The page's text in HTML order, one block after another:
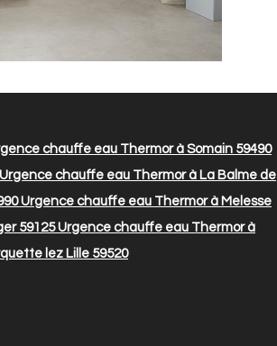
chauffe eau Thermor à Somain 59490
chauffe eau Thermor à La Balme de
Urgence chauffe eau Thermor à Melesse
59125Urgence chauffe eau Thermor à
lez Lille 59520